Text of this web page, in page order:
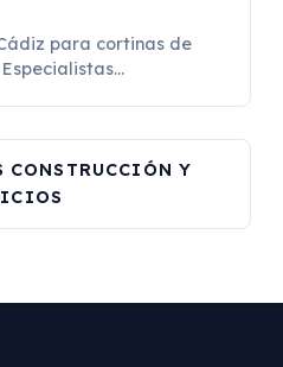
para cortinas de
CONSTRUCCIÓN Y